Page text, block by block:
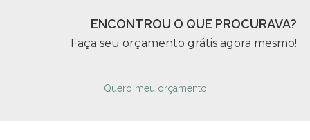
ENCONTROU O QUE PROCURAVA?
Faça seu orçamento grátis agora mesmo!
Quero meu orçamento